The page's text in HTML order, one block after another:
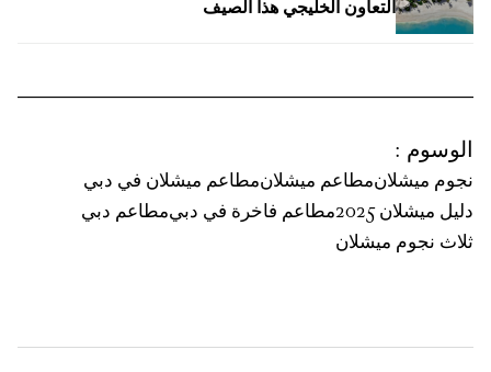
التعاون الخليجي هذا الصيف
الوسوم :
نجوم ميشلانمطاعم ميشلانمطاعم ميشلان في دبي
دليل ميشلان 2025
مطاعم فاخرة في دبيمطاعم دبي
ثلاث نجوم ميشلان